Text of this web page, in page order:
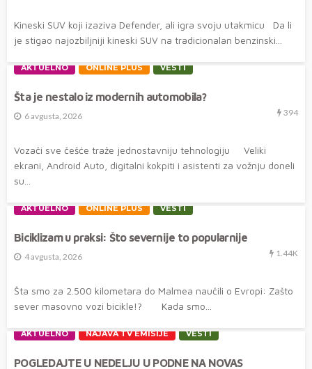
Kineski SUV koji izaziva Defender, ali igra svoju utakmicu Da li
je stigao najozbiljniji kineski SUV na tradicionalan benzinski...
AKTUELNO ONLINE PLUS VESTI
Šta je nestalo iz modernih automobila?
6 avgusta, 2026 394
Vozači sve češće traže jednostavniju tehnologiju Veliki
ekrani, Android Auto, digitalni kokpiti i asistenti za vožnju doneli
su...
AKTUELNO ONLINE PLUS VESTI
Biciklizam u praksi: Što severnije to popularnije
4 avgusta, 2026 1.44K
Šta smo za 2.500 kilometara do Malmea naučili o Evropi: Zašto
sever masovno vozi bicikle!? Kada smo...
AKTUELNO NAJAVA TV EMISIJE VESTI
POGLEDAJTE U NEDELJU U PODNE NA NOVAS